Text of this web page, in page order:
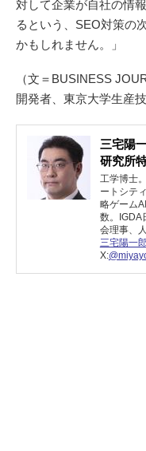
対して企業が自社の情
るという、SEO対策の
かもしれません。」
（文＝BUSINESS
開発者、東京大学生産
三宅陽
研究所
工学博士
ートシテ
略ゲーム
数。IGDA
会理事、
三宅陽一
X: